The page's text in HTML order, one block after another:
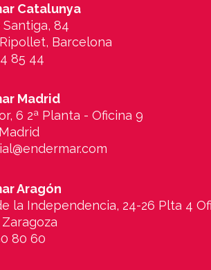
Catalunya
Santiga, 84
Barcelona
85 44
Madrid
6 2ª Planta - Oficina 9
Aragón
la Independencia, 24-26 Plta 4
80 60